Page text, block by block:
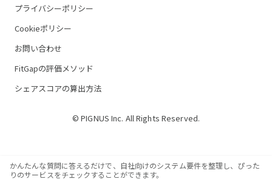
プライバシーポリシー
Cookieポリシー
お問い合わせ
FitGapの評価メソッド
シェアスコアの算出方法
© PIGNUS Inc. All Rights Reserved.
かんたんな質問に答えるだけで、自社向けのシステム要件を整理し、ぴった
りのサービスをチェックすることができます。